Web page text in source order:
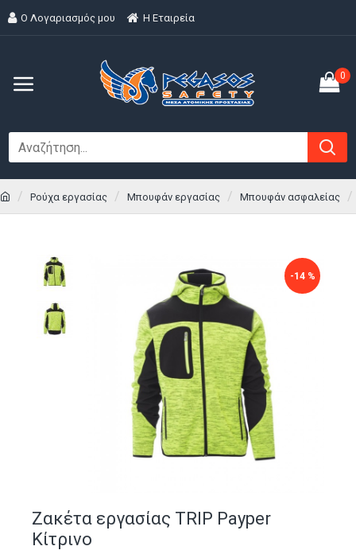
Ο Λογαριασμός μου H Εταιρεία
0
Ρούχα εργασίας Μπουφάν εργασίας Μπουφάν ασφαλείας
-14 %
Ζακέτα εργασίας TRIP Payper
Κίτρινο